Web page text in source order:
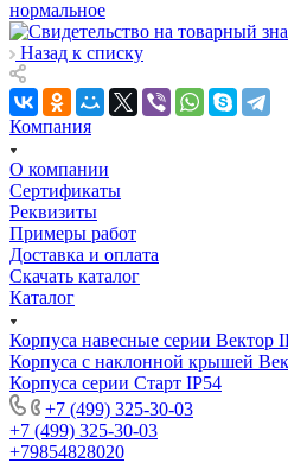
Назад к списку
Компания
О компании
Сертификаты
Реквизиты
Примеры работ
Доставка и оплата
Скачать каталог
Каталог
Корпуса навесные серии Вектор
Корпуса с наклонной крышей
Корпуса серии Старт IP54
+7 (499) 325-30-03
+7 (499) 325-30-03
+79854828020